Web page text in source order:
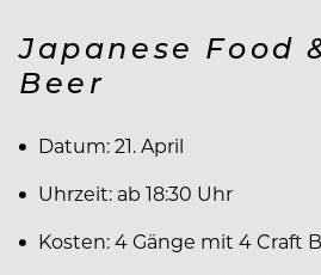
Japanese Food
Beer
Datum: 21. April
Uhrzeit: ab 18:30 Uhr
Kosten: 4 Gänge mit 4 Craft